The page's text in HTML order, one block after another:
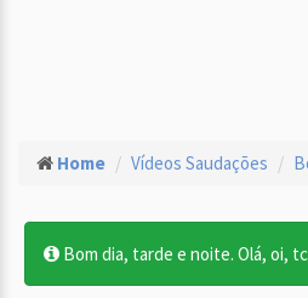
Home Vídeos Saudações
Bom dia, tarde e noite. Olá, oi,